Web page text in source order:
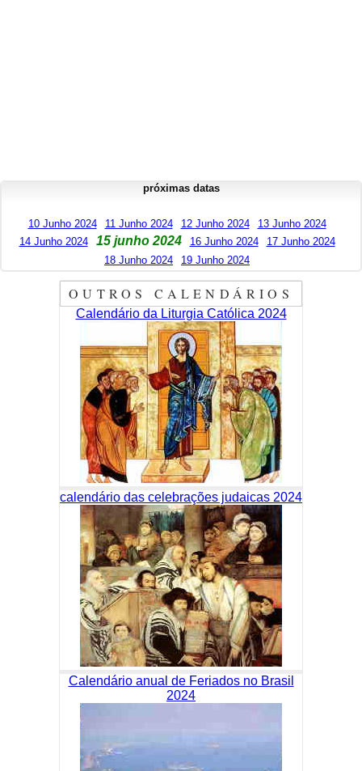
próximas datas
10 Junho 2024 11 Junho 2024 12 Junho 2024
13 Junho 2024
14 Junho 2024
15 junho 2024 16 Junho 2024
17 Junho 2024
18 Junho 2024
19 Junho 2024
OUTROS CALENDÁRIOS
Calendário da Liturgia Católica 2024
calendário das celebrações judaicas 2024
Calendário anual de Feriados no Brasil
2024